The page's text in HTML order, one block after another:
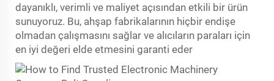
dayanıklı, verimli ve maliyet açısından etkili bir ürün
sunuyoruz. Bu, ahşap fabrikalarının hiçbir endişe
olmadan çalışmasını sağlar ve alıcıların paraları için
en iyi değeri elde etmesini garanti eder